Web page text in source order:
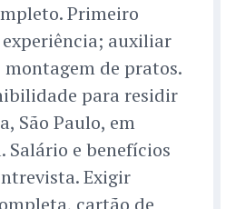
Primeiro
auxiliar
de pratos.
para residir
São Paulo, em
e benefícios
Exigir
cartão de